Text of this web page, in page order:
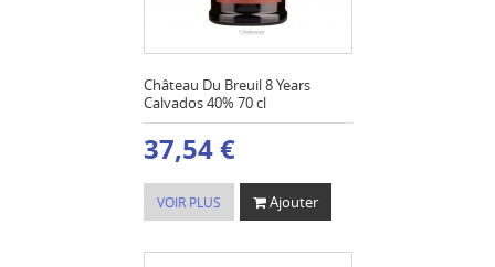
Château Du Breuil 8 Years
Calvados 40% 70 cl
37,54 €
VOIR PLUS Ajouter